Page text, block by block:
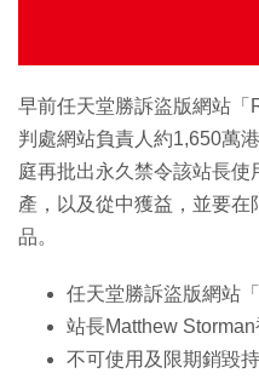
早前任天堂勝訴盜版網站「
判處網站負責人約1,650萬
庭再批出永久禁令該站長
產，以及從中獲益，並要
品。
任天堂勝訴盜版網站
站長Matthew
不可使用及限期銷毀